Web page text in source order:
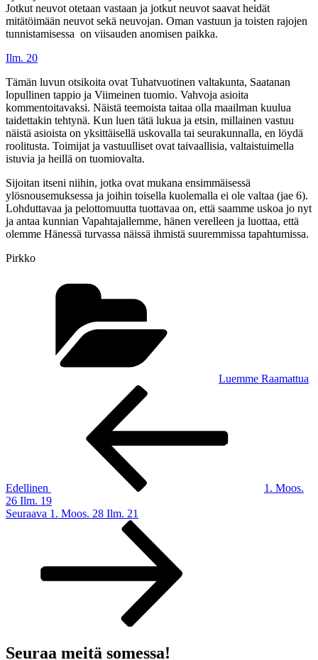
Jotkut neuvot otetaan vastaan ja jotkut neuvot saavat heidät
mitätöimään neuvot sekä neuvojan. Oman vastuun ja toisten rajojen
tunnistamisessa on viisauden anomisen paikka.
Ilm. 20
Tämän luvun otsikoita ovat Tuhatvuotinen valtakunta, Saatanan
lopullinen tappio ja Viimeinen tuomio. Vahvoja asioita
kommentoitavaksi. Näistä teemoista taitaa olla maailman kuulua
taidettakin tehtynä. Kun luen tätä lukua ja etsin, millainen vastuu
näistä asioista on yksittäisellä uskovalla tai seurakunnalla, en löydä
roolitusta. Toimijat ja vastuulliset ovat taivaallisia, valtaistuimella
istuvia ja heillä on tuomiovalta.
Sijoitan itseni niihin, jotka ovat mukana ensimmäisessä
ylösnousemuksessa ja joihin toisella kuolemalla ei ole valtaa (jae 6).
Lohduttavaa ja pelottomuutta tuottavaa on, että saamme uskoa jo nyt
ja antaa kunnian Vapahtajallemme, hänen verelleen ja luottaa, että
olemme Hänessä turvassa näissä ihmistä suuremmissa tapahtumissa.
Pirkko
Luemme Raamattua
Edellinen
1. Moos.
26 Ilm. 19
Seuraava
Seuraava 1. Moos. 28 Ilm. 21
Seuraa meitä somessa!